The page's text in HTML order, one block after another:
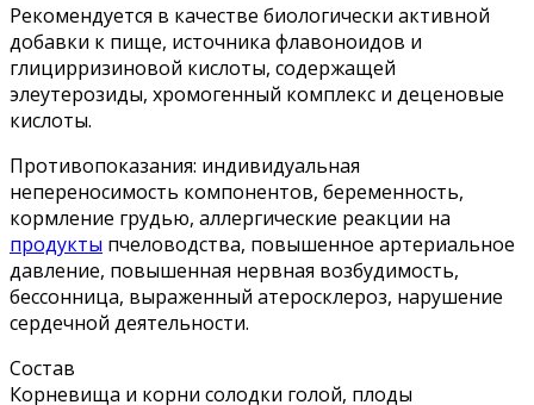
Рекомендуется в качестве биологически активной
добавки к пище, источника флавоноидов и
глицирризиновой кислоты, содержащей
элеутерозиды, хромогенный комплекс и деценовые
кислоты.
Противопоказания: индивидуальная
непереносимость компонентов, беременность,
кормление грудью, аллергические реакции на
продукты пчеловодства, повышенное артериальное
давление, повышенная нервная возбудимость,
бессонница, выраженный атеросклероз, нарушение
сердечной деятельности.
Состав
Корневища и корни солодки голой, плоды